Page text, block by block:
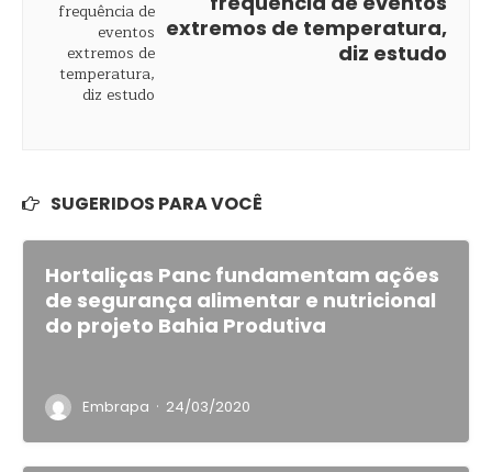
extremos de temperatura,
diz estudo
SUGERIDOS PARA VOCÊ
Hortaliças Panc fundamentam ações
de segurança alimentar e nutricional
do projeto Bahia Produtiva
Embrapa · 24/03/2020